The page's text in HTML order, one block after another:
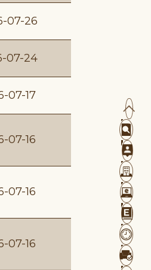
07-26
07-24
07-17
07-16
07-16
07-16